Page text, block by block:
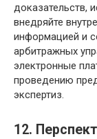
доказательств,
внедряйте
информацией и
арбитражных
электронные
проведению
экспертиз.
12.